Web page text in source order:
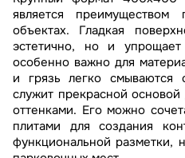
является
объектах. Гладкая
эстетично, но и
особенно важно для
и грязь легко
служит прекрасной
оттенками. Его можно
плитами для создания
функциональной разметки,